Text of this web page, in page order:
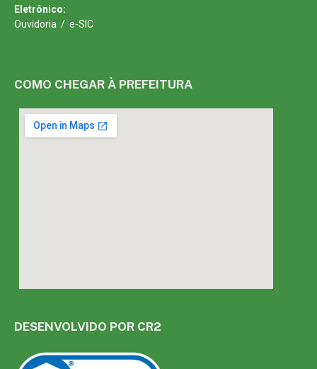
Eletrônico:
Ouvidoria / e-SIC
COMO CHEGAR À PREFEITURA
DESENVOLVIDO POR CR2